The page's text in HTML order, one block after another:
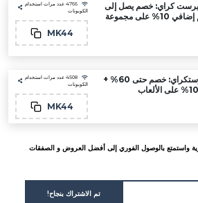
خصم يصل إلى
60% + خصم إضافي 10% على مجموعة
4766 عدد مرات استخدام
الكوبونات
MK44
كود خصم فيرستكراي: خصم حتى 60% +
4508 عدد مرات استخدام
الكوبونات
MK44
بالوصول الفوري إلى أفضل العروض و الصفقات
تم الاشتراك بنجاح!